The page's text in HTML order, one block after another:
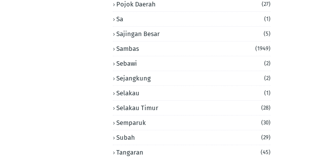
Pojok Daerah (27)
Sa (1)
Sajingan Besar (5)
Sambas (1949)
Sebawi (2)
Sejangkung (2)
Selakau (1)
Selakau Timur (28)
Semparuk (30)
Subah (29)
Tangaran (45)